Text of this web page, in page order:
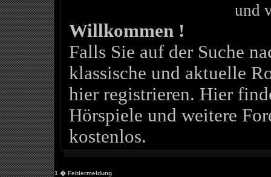
und
Willkommen !
Falls Sie auf der Suche
klassische und aktuelle
hier registrieren. Hier
Hörspiele und weitere
kostenlos.
1 � Fehlermeldung